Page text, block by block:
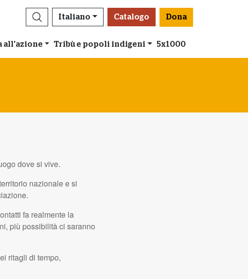
Italiano Catalogo Dona
all'azione Tribù e popoli indigeni 5x1000
dove si vive.
nazionale e si
fa realmente la
più possibilità ci saranno
ritagli di tempo,